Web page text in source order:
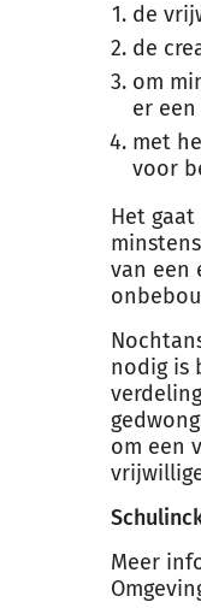
de
de
om
er
met
voor
Het
van een
nodig is
om een
Meer